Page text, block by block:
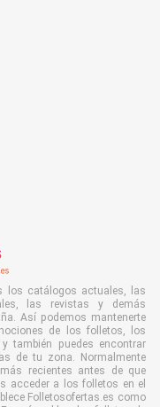
los catálogos actuales, las
las revistas y demás
Así podemos mantenerte
de los folletos, los
también puedes encontrar
de tu zona. Normalmente
recientes antes de que
acceder a los folletos en el
Folletosofertas.es como